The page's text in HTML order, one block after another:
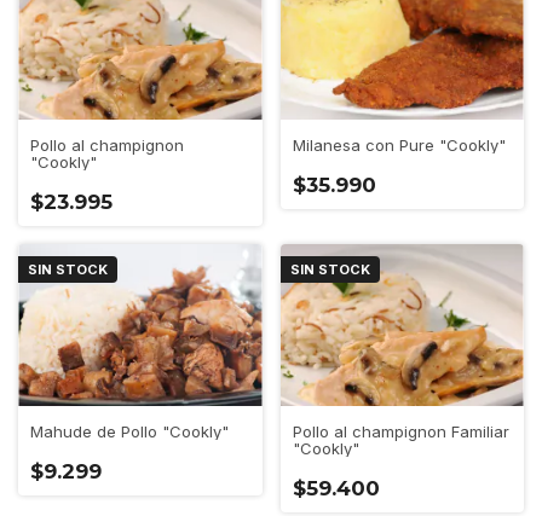
Pollo al champignon
"Cookly"
$23.995
Milanesa con Pure "Cookly"
$35.990
SIN STOCK
Mahude de Pollo "Cookly"
$9.299
SIN STOCK
Pollo al champignon Familiar
"Cookly"
$59.400